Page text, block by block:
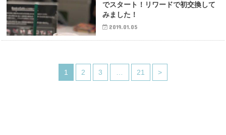
でスタート！リワードで初交換して
みました！
2019.01.05
1 2 3 21 >